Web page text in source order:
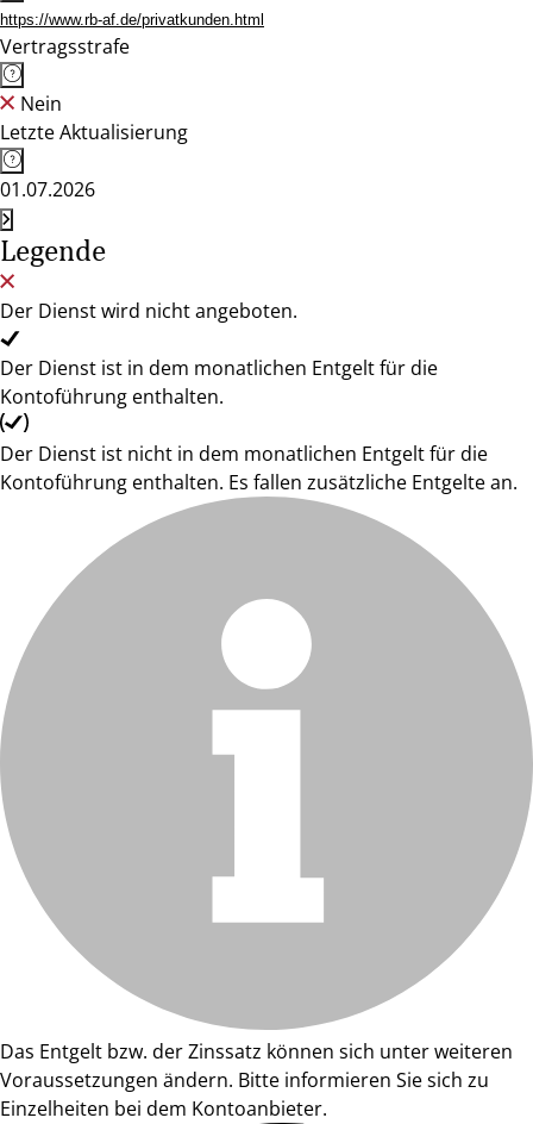
https://www.rb-af.de/privatkunden.html
Vertragsstrafe
Nein
Letzte Aktualisierung
01.07.2026
Legende
Der Dienst wird nicht angeboten.
Der Dienst ist in dem monatlichen Entgelt für die
Kontoführung enthalten.
Der Dienst ist nicht in dem monatlichen Entgelt für die
Kontoführung enthalten. Es fallen zusätzliche Entgelte an.
Das Entgelt bzw. der Zinssatz können sich unter weiteren
Voraussetzungen ändern. Bitte informieren Sie sich zu
Einzelheiten bei dem Kontoanbieter.